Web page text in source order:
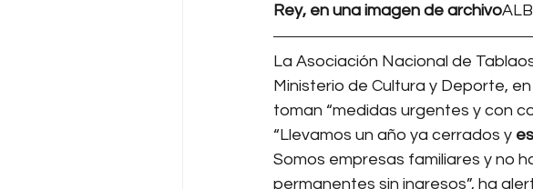
Rey, en una imagen de archivo
La Asociación Nacional de
Ministerio de Cultura y Deporte,
toman “medidas urgentes y con
“Llevamos un año ya cerrados y
Somos empresas familiares y no
permanentes sin ingresos”, ha